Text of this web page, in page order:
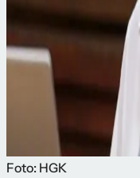
Foto: HGK